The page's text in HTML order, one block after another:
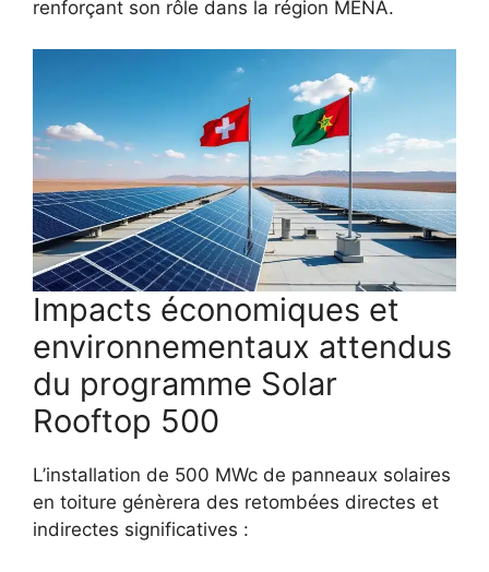
renforçant son rôle dans la région MENA.
Impacts économiques et
environnementaux attendus
du programme Solar
Rooftop 500
L’installation de 500 MWc de panneaux solaires
en toiture génèrera des retombées directes et
indirectes significatives :